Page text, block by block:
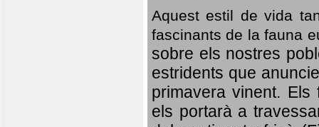
Aquest estil de vida
fascinants de la fauna
sobre els nostres
estridents que
primavera vinent. Els
els portarà a